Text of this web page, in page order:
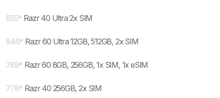
855* Razr 40 Ultra 2x SIM
846* Razr 60 Ultra 12GB, 512GB, 2x SIM
789* Razr 60 8GB, 256GB, 1x SIM, 1x eSIM
778* Razr 40 256GB, 2x SIM